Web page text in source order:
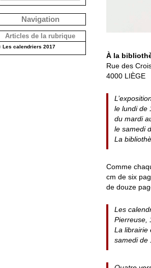
À la
Rue des
4000 LIÈGE
le lundi de
du mardi
le samedi
La
Comme
cm de six
de douze
Les
Pierreuse,
La librairie
samedi de
Navigation
Articles de la rubrique
Les calendriers 2017